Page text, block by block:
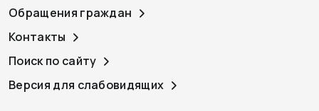
Обращения граждан
Контакты
Поиск по сайту
Версия для слабовидящих